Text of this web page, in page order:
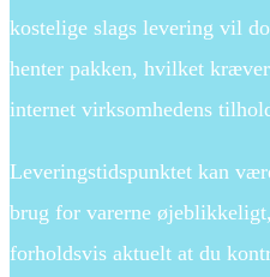
kostelige slags levering vil
henter pakken, hvilket
internet virksomhedens
Leveringstidspunktet kan
brug for varerne
forholdsvis aktuelt at du